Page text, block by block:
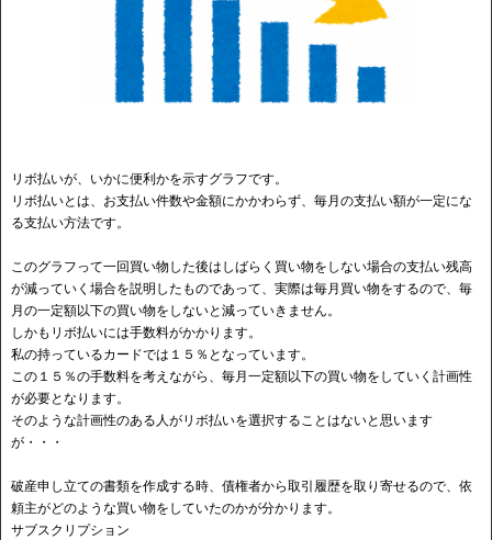
リボ払いが、いかに便利かを示すグラフです。
リボ払いとは、お支払い件数や金額にかかわらず、毎月の支払い額が一定にな
る支払い方法です。
このグラフって一回買い物した後はしばらく買い物をしない場合の支払い残高
が減っていく場合を説明したものであって、実際は毎月買い物をするので、毎
月の一定額以下の買い物をしないと減っていきません。
しかもリボ払いには手数料がかかります。
私の持っているカードでは１５％となっています。
この１５％の手数料を考えながら、毎月一定額以下の買い物をしていく計画性
が必要となります。
そのような計画性のある人がリボ払いを選択することはないと思います
が・・・
破産申し立ての書類を作成する時、債権者から取引履歴を取り寄せるので、依
頼主がどのような買い物をしていたのかが分かります。
サブスクリプション